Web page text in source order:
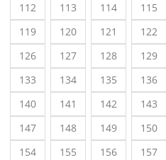
112
113 114 115
119
120 121 122
126
127 128 129
133
134 135 136
140
141 142 143
147
148 149 150
154
155 156 157